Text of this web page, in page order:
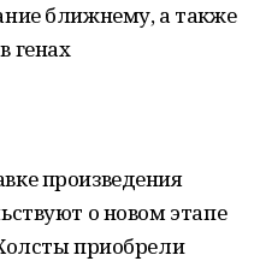
ближнему, а также
генах
произведения
о новом этапе
приобрели